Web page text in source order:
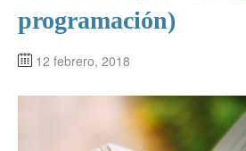
programación)
12 febrero, 2018